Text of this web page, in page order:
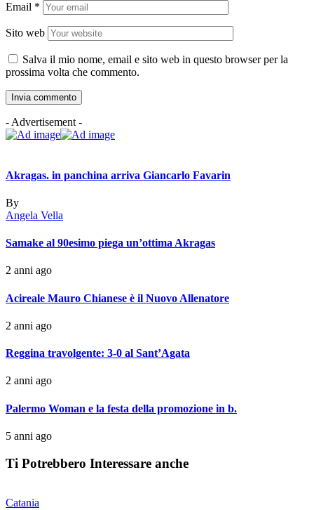
Email *
Sito web
Salva il mio nome, email e sito web in questo browser per la
prossima volta che commento.
- Advertisement -
Akragas. in panchina arriva Giancarlo Favarin
By
Angela Vella
Samake al 90esimo piega un’ottima Akragas
2 anni ago
Acireale Mauro Chianese è il Nuovo Allenatore
2 anni ago
Reggina travolgente: 3-0 al Sant’Agata
2 anni ago
Palermo Woman e la festa della promozione in b.
5 anni ago
Ti Potrebbero Interessare anche
Catania